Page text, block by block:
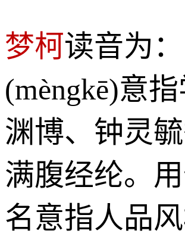
梦柯读音为：
(mèngkē)意
渊博、钟灵毓
满腹经纶。
名意指人品